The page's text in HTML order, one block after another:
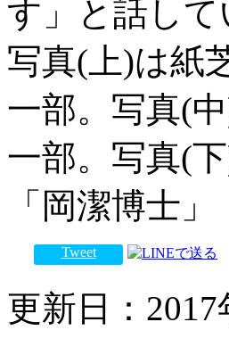
す」と話して
写真(上)は紙
一部。写真(
一部。写真(
「岡潔博士
Tweet
更新日：